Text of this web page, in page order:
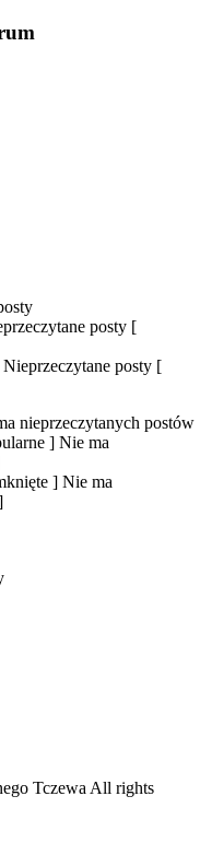
posty [
Nieprzeczytane posty [
nieprzeczytanych postów
] Nie ma
] Nie ma
Tczewa All rights